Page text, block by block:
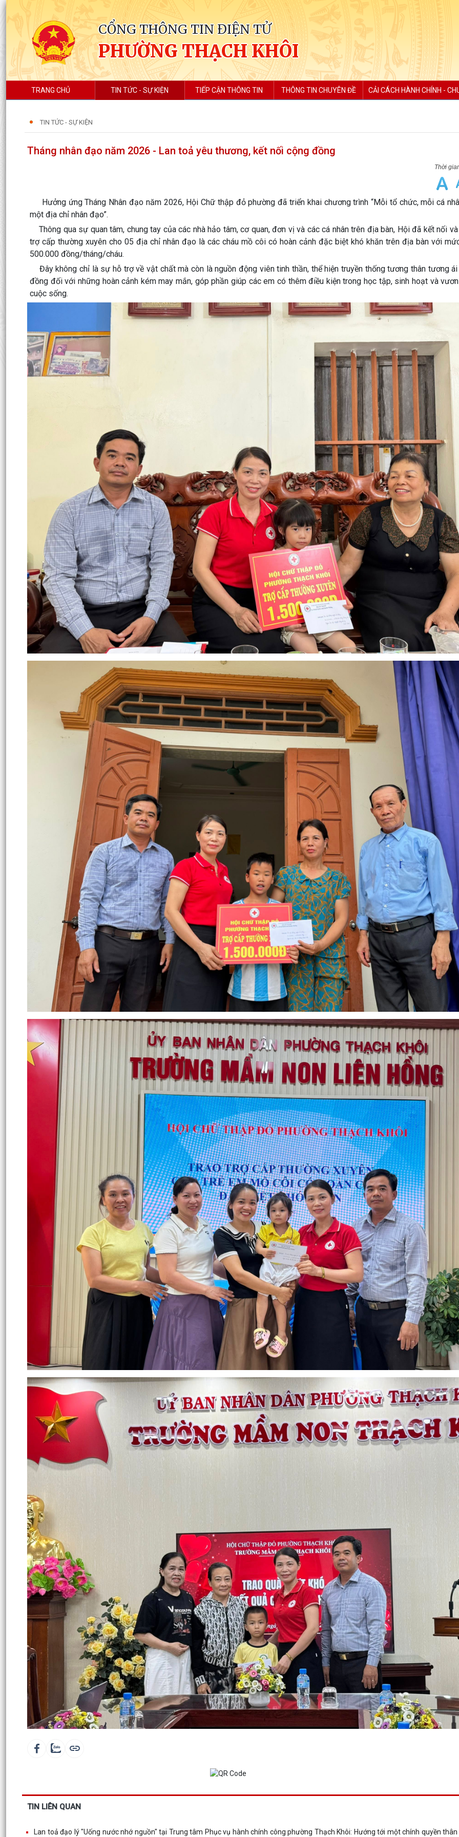
CỔNG THÔNG TIN ĐIỆN TỬ
PHƯỜNG THẠCH KHÔI
TRANG CHỦ TIN TỨC - SỰ KIỆN TIẾP CẬN THÔNG TIN THÔNG TIN CHUYÊN ĐỀ CẢI CÁCH HÀNH CHÍNH -
TIN TỨC - SỰ KIỆN
Tháng nhân đạo năm 2026 - Lan toả yêu thương, kết nối cộng đồng
Hưởng ứng Tháng Nhân đạo năm 2026, Hội Chữ thập đỏ phường đã triển khai chương trình “Mỗi tổ chức, mỗi cá
một địa chỉ nhân đạo”.
Thông qua sự quan tâm, chung tay của các nhà hảo tâm, cơ quan, đơn vị và các cá nhân trên địa bàn, Hội đã kết nối
trợ cấp thường xuyên cho 05 địa chỉ nhân đạo là các cháu mồ côi có hoàn cảnh đặc biệt khó khăn trên địa bàn với
500.000 đồng/tháng/cháu.
Đây không chỉ là sự hỗ trợ về vật chất mà còn là nguồn động viên tinh thần, thể hiện truyền thống tương thân tương
đồng đối với những hoàn cảnh kém may mắn, góp phần giúp các em có thêm điều kiện trong học tập, sinh hoạt và
cuộc sống.
TIN LIÊN QUAN
Lan toả đạo lý "Uống nước nhớ nguồn" tại Trung tâm Phục vụ hành chính công phường Thạch Khôi: Hướng tới một chính quyền thân